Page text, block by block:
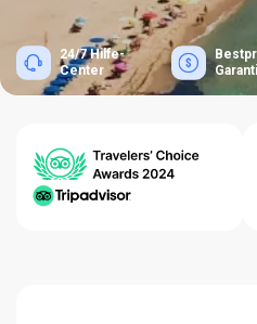
24/7 Hilfe-
Center